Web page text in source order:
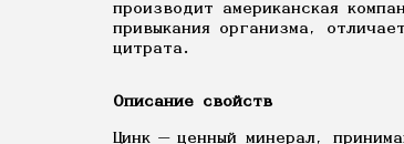
производит американская
привыкания организма,
цитрата.
Описание свойств
Цинк — ценный минерал,